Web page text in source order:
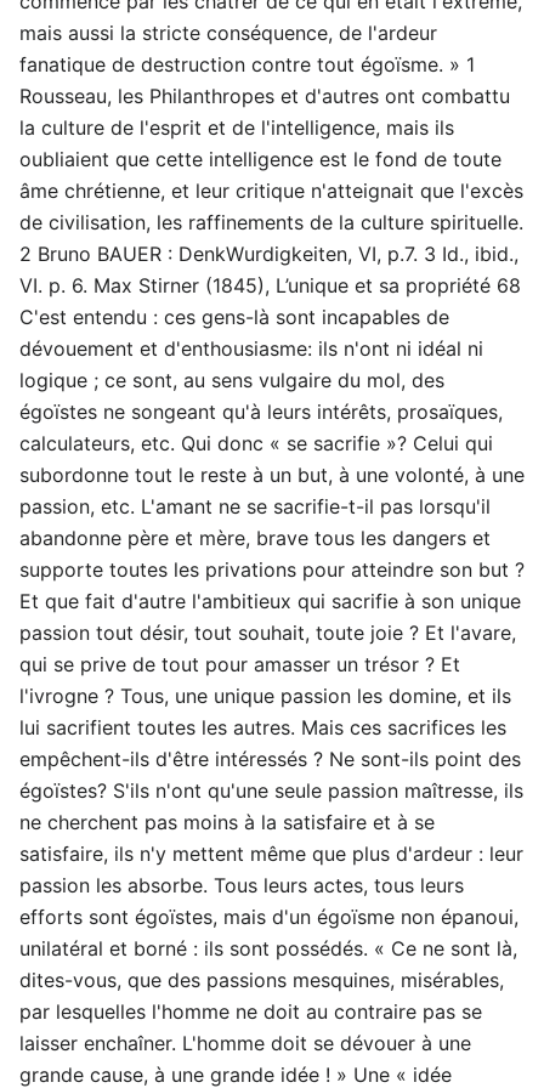
mais aussi la stricte conséquence, de l'ardeur
fanatique de destruction contre tout égoïsme. » 1
Rousseau, les Philanthropes et d'autres ont combattu
la culture de l'esprit et de l'intelligence, mais ils
oubliaient que cette intelligence est le fond de toute
âme chrétienne, et leur critique n'atteignait que l'excès
de civilisation, les raffinements de la culture spirituelle.
2 Bruno BAUER : DenkWurdigkeiten, VI, p.7. 3 Id., ibid.,
VI. p. 6. Max Stirner (1845), L’unique et sa propriété 68
C'est entendu : ces gens-là sont incapables de
dévouement et d'enthousiasme: ils n'ont ni idéal ni
logique ; ce sont, au sens vulgaire du mol, des
égoïstes ne songeant qu'à leurs intérêts, prosaïques,
calculateurs, etc. Qui donc « se sacrifie »? Celui qui
subordonne tout le reste à un but, à une volonté, à une
passion, etc. L'amant ne se sacrifie-t-il pas lorsqu'il
abandonne père et mère, brave tous les dangers et
supporte toutes les privations pour atteindre son but ?
Et que fait d'autre l'ambitieux qui sacrifie à son unique
passion tout désir, tout souhait, toute joie ? Et l'avare,
qui se prive de tout pour amasser un trésor ? Et
l'ivrogne ? Tous, une unique passion les domine, et ils
lui sacrifient toutes les autres. Mais ces sacrifices les
empêchent-ils d'être intéressés ? Ne sont-ils point des
égoïstes? S'ils n'ont qu'une seule passion maîtresse, ils
ne cherchent pas moins à la satisfaire et à se
satisfaire, ils n'y mettent même que plus d'ardeur : leur
passion les absorbe. Tous leurs actes, tous leurs
efforts sont égoïstes, mais d'un égoïsme non épanoui,
unilatéral et borné : ils sont possédés. « Ce ne sont là,
dites-vous, que des passions mesquines, misérables,
par lesquelles l'homme ne doit au contraire pas se
laisser enchaîner. L'homme doit se dévouer à une
grande cause, à une grande idée ! » Une « idée